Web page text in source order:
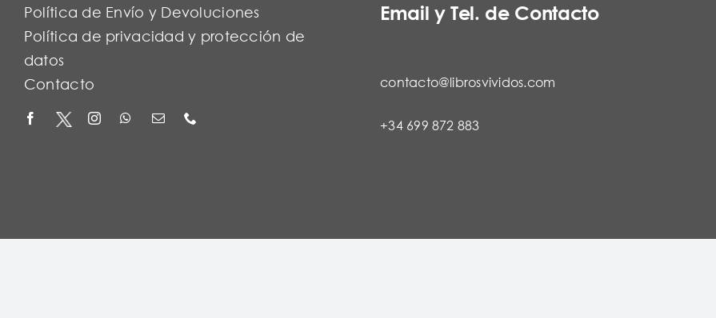
Política de Envío y Devoluciones
Política de privacidad y protección de
datos
Contacto
Email y Tel. de Contacto
contacto@librosvividos.com
+34 699 872 883